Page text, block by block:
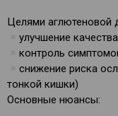
Целями аглютеновой
улучшение
контроль
снижение риска
тонкой кишки)
Основные нюансы: